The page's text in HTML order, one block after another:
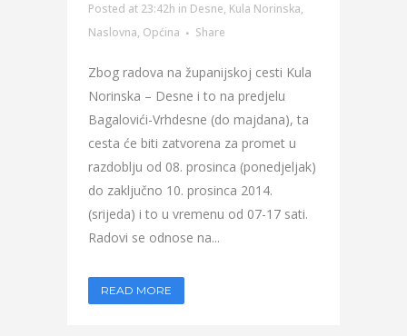
Posted at 23:42h in Desne, Kula Norinska,
Naslovna, Općina Share
Zbog radova na županijskoj cesti Kula
Norinska – Desne i to na predjelu
Bagalovići-Vrhdesne (do majdana), ta
cesta će biti zatvorena za promet u
razdoblju od 08. prosinca (ponedjeljak)
do zaključno 10. prosinca 2014.
(srijeda) i to u vremenu od 07-17 sati.
Radovi se odnose na...
READ MORE